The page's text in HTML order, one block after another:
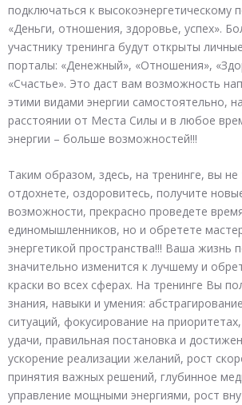
подключаться к высокоэнергетическому
«Деньги, отношения, здоровье, успех».
участнику тренинга будут открыты
порталы: «Денежный», «Отношения»,
«Счастье». Это даст вам возможность
этими видами энергии самостоятельно,
расстоянии от Места Силы и в любое
энергии – больше возможностей!!!
Таким образом, здесь, на тренинге, вы
отдохнете, оздоровитесь, получите
возможности, прекрасно проведете
единомышленников, но и обретете
энергетикой пространства!!! Ваша жизнь
значительно изменится к лучшему и
краски во всех сферах. На тренинге Вы
знания, навыки и умения:
ситуаций, фокусирование на
удачи, правильная постановка и
ускорение реализации желаний, рост
принятия важных решений, глубинное
управление мощными энергиями, рост